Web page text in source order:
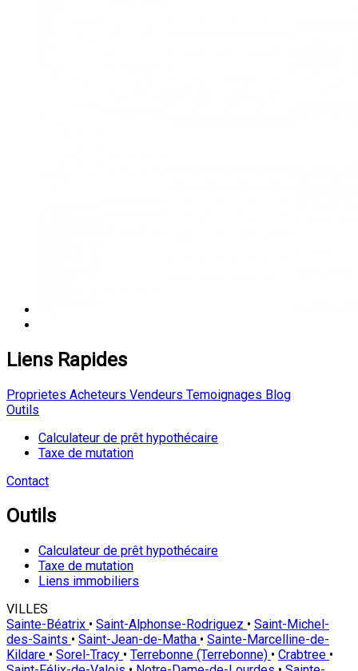
Liens Rapides
Proprietes Acheteurs Vendeurs Temoignages Blog
Outils
Calculateur de prêt hypothécaire
Taxe de mutation
Contact
Outils
Calculateur de prêt hypothécaire
Taxe de mutation
Liens immobiliers
VILLES
Sainte-Béatrix • Saint-Alphonse-Rodriguez • Saint-Michel-
des-Saints • Saint-Jean-de-Matha • Sainte-Marcelline-de-
Kildare • Sorel-Tracy • Terrebonne (Terrebonne) • Crabtree •